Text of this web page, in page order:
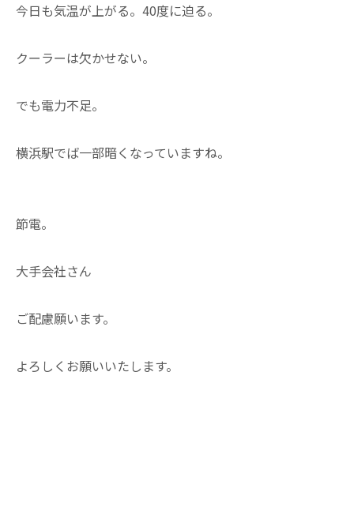
今日も気温が上がる。40度に迫る。
クーラーは欠かせない。
でも電力不足。
横浜駅でば一部暗くなっていますね。
節電。
大手会社さん
ご配慮願います。
よろしくお願いいたします。